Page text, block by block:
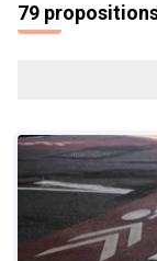
79